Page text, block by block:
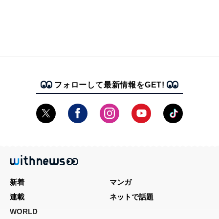
フォローして最新情報をGET!
新着
マンガ
連載
ネットで話題
WORLD